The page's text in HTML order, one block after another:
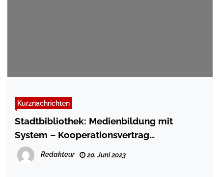
Kurznachrichten
Stadtbibliothek: Medienbildung mit
System – Kooperationsvertrag
unterzeichnet
Redakteur 20. Juni 2023